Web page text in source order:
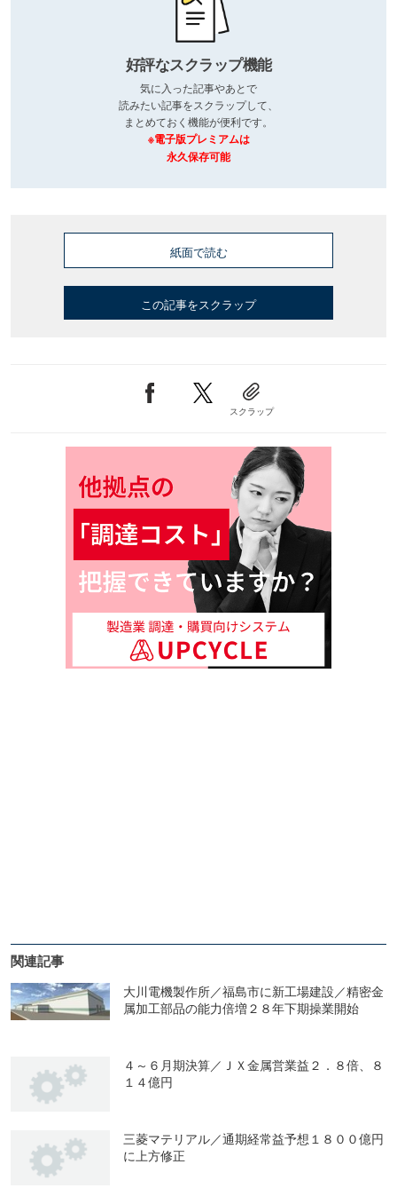
好評なスクラップ機能
気に入った記事やあとで
読みたい記事をスクラップして、
まとめておく機能が便利です。
※電子版プレミアムは
永久保存可能
紙面で読む
この記事をスクラップ
スクラップ
関連記事
大川電機製作所／福島市に新工場建設／精密金
属加工部品の能力倍増２８年下期操業開始
４～６月期決算／ＪＸ金属営業益２．８倍、８
１４億円
三菱マテリアル／通期経常益予想１８００億円
に上方修正